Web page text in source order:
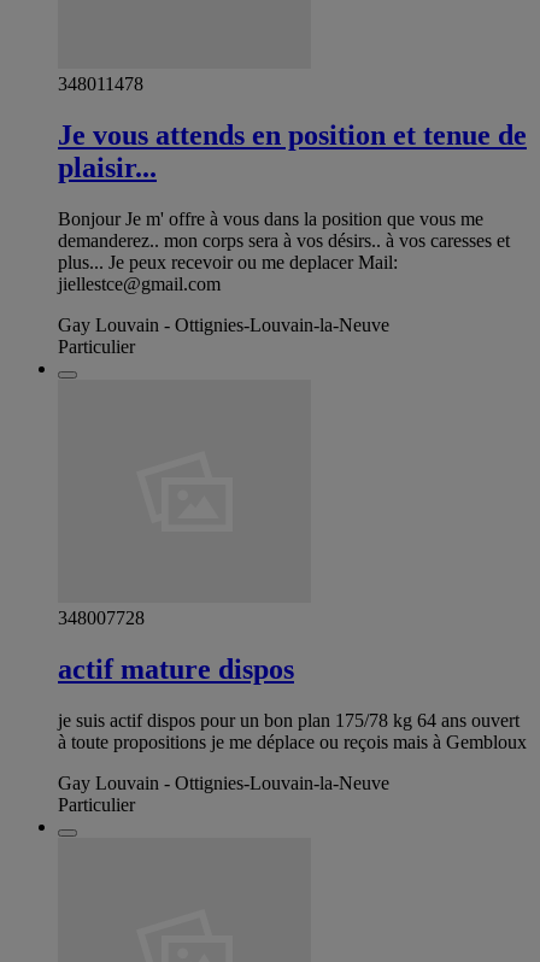
348011478
Je vous attends en position et tenue de
plaisir...
Bonjour Je m' offre à vous dans la position que vous me
demanderez.. mon corps sera à vos désirs.. à vos caresses et
plus... Je peux recevoir ou me deplacer Mail:
jiellestce@gmail.com
Gay Louvain - Ottignies-Louvain-la-Neuve
Particulier
348007728
actif mature dispos
je suis actif dispos pour un bon plan 175/78 kg 64 ans ouvert
à toute propositions je me déplace ou reçois mais à Gembloux
Gay Louvain - Ottignies-Louvain-la-Neuve
Particulier